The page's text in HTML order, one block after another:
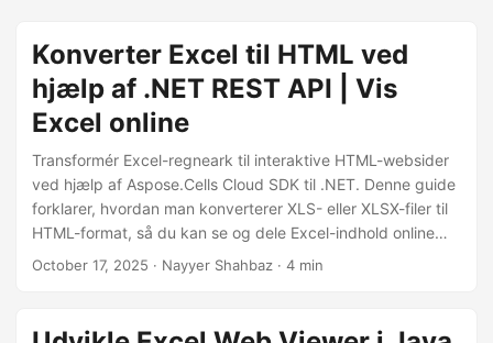
o
n
Konverter Excel til HTML ved
hjælp af .NET REST API | Vis
Excel online
Transformér Excel-regneark til interaktive HTML-websider
ved hjælp af Aspose.Cells Cloud SDK til .NET. Denne guide
forklarer, hvordan man konverterer XLS- eller XLSX-filer til
HTML-format, så du kan se og dele Excel-indhold online
uden Microsoft Excel. Lær hvordan man bruger .NET REST
October 17, 2025 · Nayyer Shahbaz · 4 min